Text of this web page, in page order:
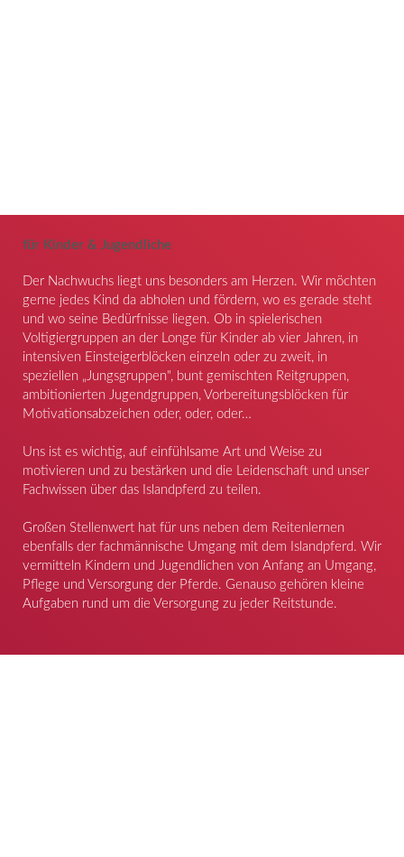
für Kinder & Jugendliche
Der Nachwuchs liegt uns besonders am Herzen. Wir möchten
gerne jedes Kind da abholen und fördern, wo es gerade steht
und wo seine Bedürfnisse liegen. Ob in spielerischen
Voltigiergruppen an der Longe für Kinder ab vier Jahren, in
intensiven Einsteigerblöcken einzeln oder zu zweit, in
speziellen „Jungsgruppen", bunt gemischten Reitgruppen,
ambitionierten Jugendgruppen, Vorbereitungsblöcken für
Motivationsabzeichen oder, oder, oder…
Uns ist es wichtig, auf einfühlsame Art und Weise zu
motivieren und zu bestärken und die Leidenschaft und unser
Fachwissen über das Islandpferd zu teilen.
Großen Stellenwert hat für uns neben dem Reitenlernen
ebenfalls der fachmännische Umgang mit dem Islandpferd. Wir
vermitteln Kindern und Jugendlichen von Anfang an Umgang,
Pflege und Versorgung der Pferde. Genauso gehören kleine
Aufgaben rund um die Versorgung zu jeder Reitstunde.